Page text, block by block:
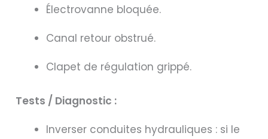
Électrovanne bloquée.
Canal retour obstrué.
Clapet de régulation grippé.
Tests / Diagnostic :
Inverser conduites hydrauliques : si le